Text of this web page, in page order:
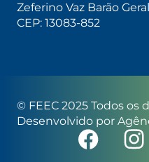
Zeferino Vaz Barão
CEP: 13083-852
© FEEC 2025 Todos os
Desenvolvido por